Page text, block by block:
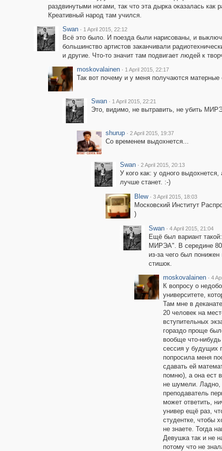
раздвинутыми ногами, так что эта дырка оказалась
Креативный народ там учился.
Swan · 1 April 2015, 22:12
Всё это было. И поезда были нарисованы, и
большинство артистов заканчивали
и другие. Что-то значит там подвигает людей к
moskovalainen · 1 April 2015, 22:17
Так вот почему и у меня получаются
Swan · 1 April 2015, 22:21
Это, видимо, не вытравить, не убить
shurup · 2 April 2015, 19:37
Со временем выдохнется...
Swan · 2 April 2015, 20:13
У кого как: у одного
лучше станет. :-)
Blew · 3 April 2015, 18:03
Московский Институт
)
Swan · 4 April 2015, 21:04
Ещё был вариант
МИРЭА". В середине
из-за чего был
стишок.
moskovalainen · 4
К вопросу о
университете,
Там мне в
20 человек на
вступительных
гораздо проще
вообще что-
сессия у будущих
попросила меня
сдавать ей
помню), а она ест
не шумели. Ладно,
преподаватель
может ответить,
универ ещё раз,
студентке, чтобы
не знаете. Тогда
Девушка так и не
потому что не